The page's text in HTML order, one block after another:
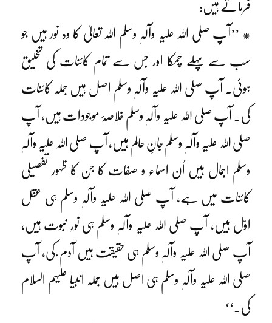
فرماتے ہیں:
* ’’آپ صلی اللہ علیہ وآلہٖ وسلم اللہ تعالیٰ کا وہ نور ہیں جو
سب سے پہلے چمکا اور جس سے تمام کائنات کی تخلیق
ہوئی۔ آپ صلی اللہ علیہ وآلہٖ وسلم اصل ہیں جملہ کائنات
کی۔ آپ صلی اللہ علیہ وآلہٖ وسلم خلاصۂ موجودات ہیں، آپ
صلی اللہ علیہ وآلہٖ وسلم جانِ عالم ہیں، آپ صلی اللہ علیہ وآلہٖ
وسلم اجمال ہیں اُن اسماء و صفات کا جن کا ظہور تفصیلی
کائنات میں ہے، آپ صلی اللہ علیہ وآلہٖ وسلم ہی عقل
اوّل ہیں، آپ صلی اللہ علیہ وآلہٖ وسلم ہی نورِ نبوت ہیں،
آپ صلی اللہ علیہ وآلہٖ وسلم ہی حقیقت ہیں آدم ؑ کی، آپ
صلی اللہ علیہ وآلہٖ وسلم ہی اصل ہیں جملہ انبیا علیہم السلام
کی۔‘‘